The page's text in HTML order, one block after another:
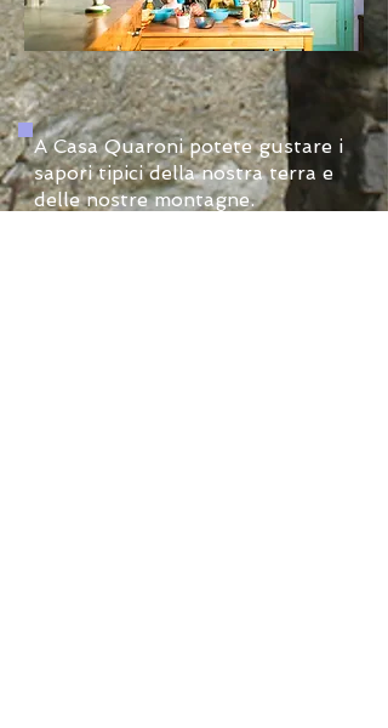
A Casa Quaroni potete gustare i
sapori tipici della nostra terra e
delle nostre montagne.